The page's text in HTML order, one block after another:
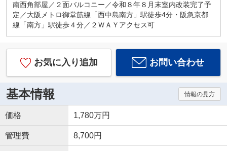
南西角部屋／２面バルコニー／令和８年８月末室内改装完了予
定／大阪メトロ御堂筋線「西中島南方」駅徒歩4分・阪急京都
線「南方」駅徒歩４分／２ＷＡＹアクセス可
お気に入り追加 お問い合わせ
基本情報 情報の見方
価格 1,780万円
管理費 8,700円